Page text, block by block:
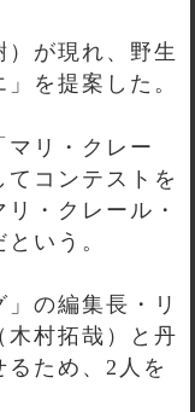
が現れ、野生
を提案した。
マリ・クレー
コンテストを
・クレール・
いう。
」の編集長・リ
木村拓哉）と丹
ため、2人を